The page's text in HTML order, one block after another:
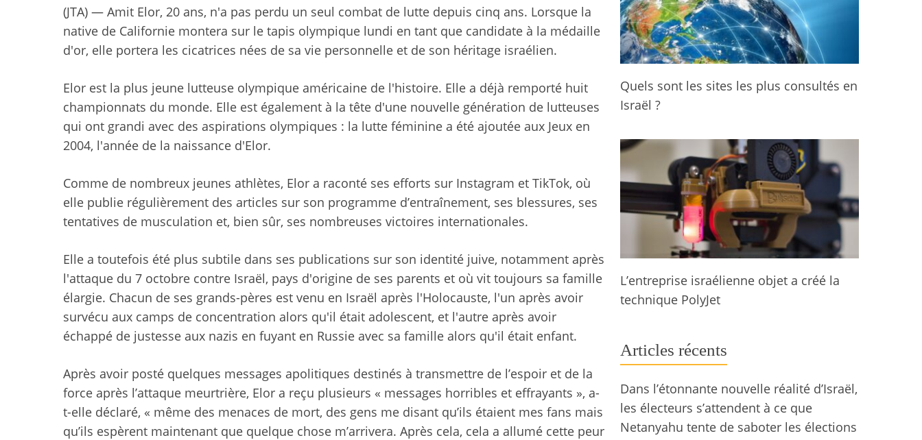
(JTA) — Amit Elor, 20 ans, n'a pas perdu un seul combat de lutte depuis cinq ans. Lorsque la
native de Californie montera sur le tapis olympique lundi en tant que candidate à la médaille
d'or, elle portera les cicatrices nées de sa vie personnelle et de son héritage israélien.
Elor est la plus jeune lutteuse olympique américaine de l'histoire. Elle a déjà remporté huit
championnats du monde. Elle est également à la tête d'une nouvelle génération de lutteuses
qui ont grandi avec des aspirations olympiques : la lutte féminine a été ajoutée aux Jeux en
2004, l'année de la naissance d'Elor.
Comme de nombreux jeunes athlètes, Elor a raconté ses efforts sur Instagram et TikTok, où
elle publie régulièrement des articles sur son programme d’entraînement, ses blessures, ses
tentatives de musculation et, bien sûr, ses nombreuses victoires internationales.
Elle a toutefois été plus subtile dans ses publications sur son identité juive, notamment après
l'attaque du 7 octobre contre Israël, pays d'origine de ses parents et où vit toujours sa famille
élargie. Chacun de ses grands-pères est venu en Israël après l'Holocauste, l'un après avoir
survécu aux camps de concentration alors qu'il était adolescent, et l'autre après avoir
échappé de justesse aux nazis en fuyant en Russie avec sa famille alors qu'il était enfant.
Après avoir posté quelques messages apolitiques destinés à transmettre de l’espoir et de la
force après l’attaque meurtrière, Elor a reçu plusieurs « messages horribles et effrayants », a-
t-elle déclaré, « même des menaces de mort, des gens me disant qu’ils étaient mes fans mais
qu’ils espèrent maintenant que quelque chose m’arrivera. Après cela, cela a allumé cette peur
Quels sont les sites les plus consultés en
Israël ?
L’entreprise israélienne objet a créé la
technique PolyJet
Articles récents
Dans l’étonnante nouvelle réalité d’Israël,
les électeurs s’attendent à ce que
Netanyahu tente de saboter les élections